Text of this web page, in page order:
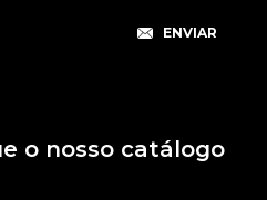
o nosso catálogo